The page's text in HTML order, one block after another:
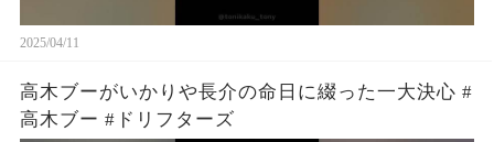
2025/04/11
高木ブーがいかりや長介の命日に綴った一大決心 #
高木ブー #ドリフターズ